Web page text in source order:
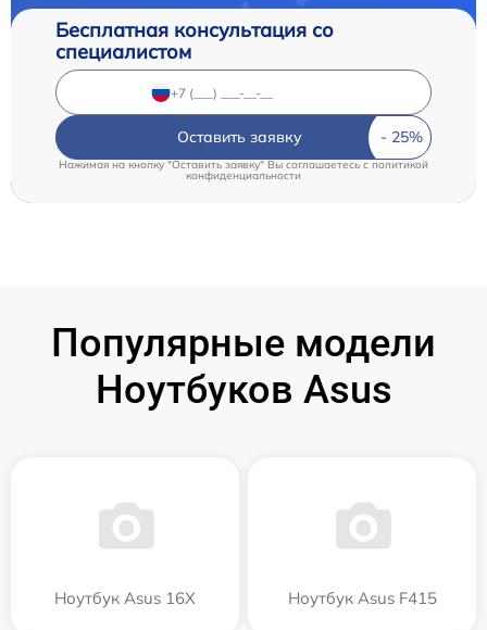
Бесплатная консультация со
специалистом
Оставить заявку
Нажимая на кнопку "Оставить заявку" Вы соглашаетесь cполитикой
конфиденциальности
Популярные модели
Ноутбуков Asus
Ноутбук Asus 16X Ноутбук Asus F415